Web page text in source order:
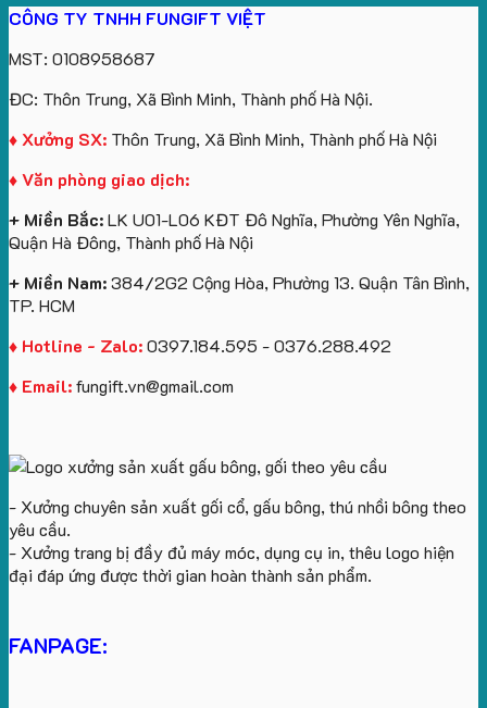
Công
Ty
Lữ
lớn
logo
Trung
số
lượng
lớn
theo
cầu
bông
giấy
in
logo
CÔNG TY TNHH FUNGIFT VIỆT
MST: 0108958687
ĐC: Thôn Trung, Xã Bình Minh, Thành phố Hà Nội.
♦ Xưởng SX: Thôn Trung, Xã Bình Minh, Thành phố Hà Nội
♦ Văn phòng giao dịch:
+ Miền Bắc:LK U01-L06 KĐT Đô Nghĩa, Phường Yên Nghĩa,
Quận Hà Đông, Thành phố Hà Nội
+ Miền Nam:384/2G2 Cộng Hòa, Phường 13. Quận Tân Bình,
TP. HCM
♦ Hotline - Zalo:0397.184.595 - 0376.288.492
♦ Email:fungift.vn@gmail.com
- Xưởng chuyên sản xuất gối cổ, gấu bông, thú nhồi bông theo
yêu cầu.
- Xưởng trang bị đầy đủ máy móc, dụng cụ in, thêu logo hiện
đại đáp ứng được thời gian hoàn thành sản phẩm.
FANPAGE: